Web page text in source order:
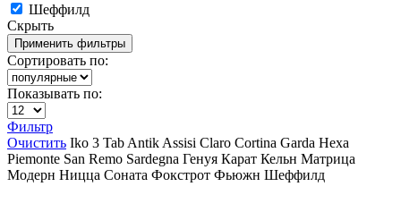
Шеффилд
Скрыть
Сортировать по:
Показывать по:
Фильтр
Очистить Iko 3 Tab Antik Assisi Claro Cortina Garda Hexa
Piemonte San Remo Sardegna Генуя Карат Кельн Матрица
Модерн Ницца Соната Фокстрот Фьюжн Шеффилд